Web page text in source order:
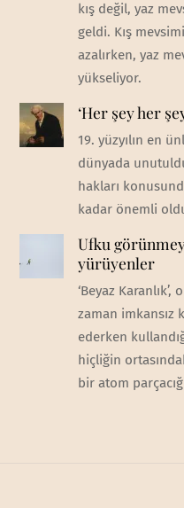
kış değil, yaz
geldi. Kış
azalırken, yaz
yükseliyor.
‘Her şey her
19. yüzyılın en
dünyada
hakları
kadar önemli
Ufku
yürüyenler
‘Beyaz
zaman imkansız
ederken
hiçliğin
bir atom